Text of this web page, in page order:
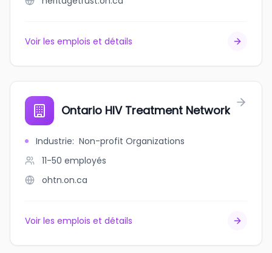
Voir les emplois et détails
Ontario HIV Treatment Network
Industrie: Non-profit Organizations
11-50 employés
ohtn.on.ca
Voir les emplois et détails